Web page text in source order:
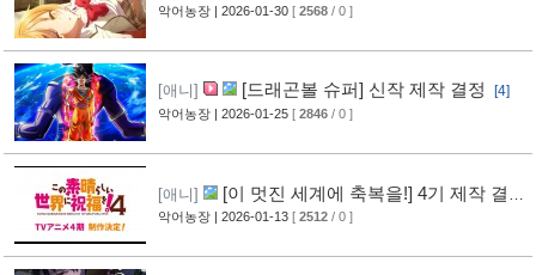
개 [2]
악어농장 | 2026-01-30 [ 2568 / 0 ]
[애니] [드래곤볼 슈퍼] 신작 제작 결정 [4]
악어농장 | 2026-01-25 [ 2846 / 0 ]
[애니]
[이 멋진 세계에 축복을!] 4기 제작 결
정 [2]
악어농장 | 2026-01-13 [ 2512 / 0 ]